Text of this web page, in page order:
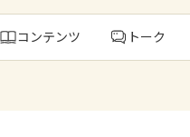
コンテンツ トーク